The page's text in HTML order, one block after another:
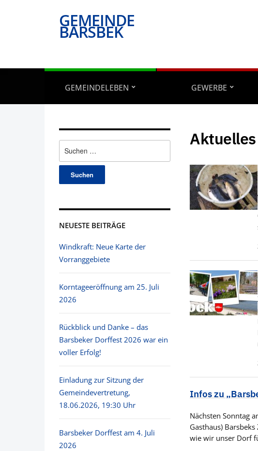
GEMEINDE
BARSBEK
GEMEINDELEBEN GEWERBE
nach:
NEUESTE BEITRÄGE
Windkraft: Neue Karte der
Vorranggebiete
Korntageeröffnung am 25. Juli
2026
Rückblick und Danke – das
Barsbeker Dorffest 2026 war ein
voller Erfolg!
Einladung zur Sitzung der
Gemeindevertretung,
18.06.2026, 19:30 Uhr
Barsbeker Dorffest am 4. Juli
2026
Aktuelles
Infos zu
Nächsten Sonntag
Gasthaus)
wie wir unser Dorf